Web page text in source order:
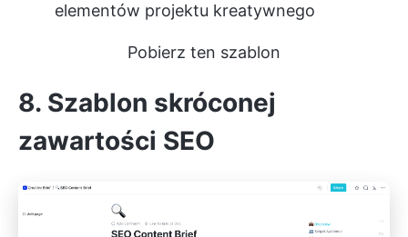
elementów projektu kreatywnego
Pobierz ten szablon
8. Szablon skróconej
zawartości SEO